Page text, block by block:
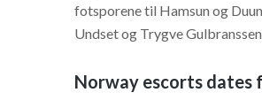
fotsporene til Hamsun og
Undset og Trygve
Norway escorts dates